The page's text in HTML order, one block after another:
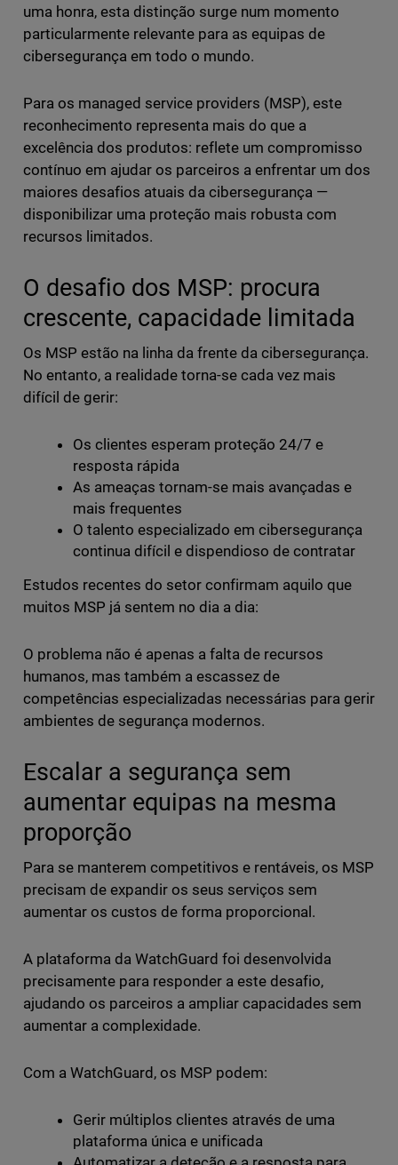
uma honra, esta distinção surge num momento
particularmente relevante para as equipas de
cibersegurança em todo o mundo.
Para os managed service providers (MSP), este
reconhecimento representa mais do que a
excelência dos produtos: reflete um compromisso
contínuo em ajudar os parceiros a enfrentar um dos
maiores desafios atuais da cibersegurança —
disponibilizar uma proteção mais robusta com
recursos limitados.
O desafio dos MSP: procura
crescente, capacidade limitada
Os MSP estão na linha da frente da cibersegurança.
No entanto, a realidade torna-se cada vez mais
difícil de gerir:
Os clientes esperam proteção 24/7 e
resposta rápida
As ameaças tornam-se mais avançadas e
mais frequentes
O talento especializado em cibersegurança
continua difícil e dispendioso de contratar
Estudos recentes do setor confirmam aquilo que
muitos MSP já sentem no dia a dia:
O problema não é apenas a falta de recursos
humanos, mas também a escassez de
competências especializadas necessárias para gerir
ambientes de segurança modernos.
Escalar a segurança sem
aumentar equipas na mesma
proporção
Para se manterem competitivos e rentáveis, os MSP
precisam de expandir os seus serviços sem
aumentar os custos de forma proporcional.
A plataforma da WatchGuard foi desenvolvida
precisamente para responder a este desafio,
ajudando os parceiros a ampliar capacidades sem
aumentar a complexidade.
Com a WatchGuard, os MSP podem:
Gerir múltiplos clientes através de uma
plataforma única e unificada